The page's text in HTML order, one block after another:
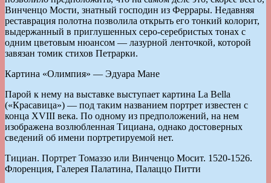
Винченцо Мости, знатный господин из Феррары. Недавняя
реставрация полотна позволила открыть его тонкий колорит,
выдержанный в приглушенных серо-серебристых тонах с
одним цветовым нюансом — лазурной ленточкой, которой
завязан томик стихов Петрарки.
Картина «Олимпия» — Эдуара Мане
Парой к нему на выставке выступает картина La Bella
(«Красавица») — под таким названием портрет известен с
конца XVIII века. По одному из предположений, на нем
изображена возлюбленная Тициана, однако достоверных
сведений об имени портретируемой нет.
Тициан. Портрет Томаззо или Винченцо Мосит. 1520-1526.
Флоренция, Галерея Палатина, Палаццо Питти